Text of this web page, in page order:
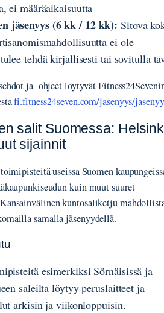
ei määräaikaisuutta
jäsenyys (6 kk / 12 kk): Sitova
ei ole
tehdä kirjallisesti tai sovitulla
ja -ohjeet löytyvät
fi.fitness24seven.com/jasenyys/
salit Suomessa:
sijainnit
useissa Suomen
kuin muut suuret
kuntosaliketju
samalla jäsenyydellä.
esimerkiksi Sörnäisissä ja
saleilta löytyy peruslaitteet ja
arkisin ja viikonloppuisin.